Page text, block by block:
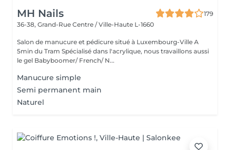
MH Nails
179
36-38, Grand-Rue Centre / Ville-Haute L-1660
Salon de manucure et pédicure situé à Luxembourg-Ville A
5min du Tram Spécialisé dans l'acrylique, nous travaillons aussi
le gel Babyboomer/ French/ N...
Manucure simple
Semi permanent main
Naturel